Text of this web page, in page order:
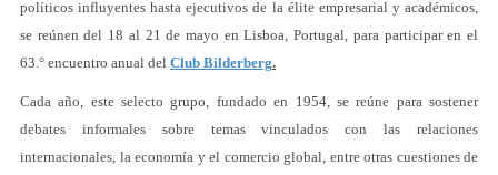
políticos influyentes hasta ejecutivos de la élite empresarial y académicos,
se reúnen del 18 al 21 de mayo en Lisboa, Portugal, para participar en el
63.° encuentro anual del Club Bilderberg.
Cada año, este selecto grupo, fundado en 1954, se reúne para sostener
debates informales sobre temas vinculados con las relaciones
internacionales, la economía y el comercio global, entre otras cuestiones de